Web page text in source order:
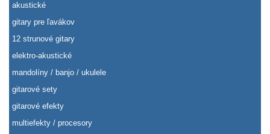
akustické
gitary pre ľavákov
12 strunové gitary
elektro-akustické
mandolíny / banjo / ukulele
gitarové sety
gitarové efekty
multiefekty / procesory